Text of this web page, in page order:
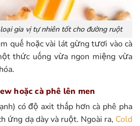
gia vị tự nhiên tốt cho đường ruột
quế hoặc vài lát gừng tươi vào cà
thức uống vừa ngon miệng vừa
hoặc cà phê lên men
có độ axit thấp hơn cà phê pha
ứng dạ dày và ruột. Ngoài ra, Cold